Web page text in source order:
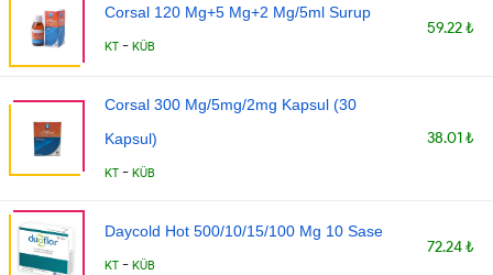
Corsal 120 Mg+5 Mg+2 Mg/5ml Surup
KT - KÜB
59.22 ₺
Corsal 300 Mg/5mg/2mg Kapsul (30
Kapsul)
KT - KÜB
38.01 ₺
Daycold Hot 500/10/15/100 Mg 10 Sase
KT - KÜB
72.24 ₺